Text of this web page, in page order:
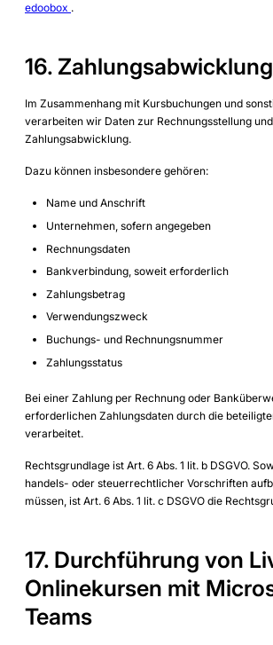
edoobox .
16. Zahlungsabwicklung
Im Zusammenhang mit Kursbuchungen und
verarbeiten wir Daten zur Rechnungsstellung und
Zahlungsabwicklung.
Dazu können insbesondere gehören:
Name und Anschrift
Unternehmen, sofern angegeben
Rechnungsdaten
Bankverbindung, soweit erforderlich
Zahlungsbetrag
Verwendungszweck
Buchungs- und Rechnungsnummer
Zahlungsstatus
Bei einer Zahlung per Rechnung oder
erforderlichen Zahlungsdaten durch die
verarbeitet.
Rechtsgrundlage ist Art. 6 Abs. 1 lit. b DSGVO.
handels- oder steuerrechtlicher Vorschriften
müssen, ist Art. 6 Abs. 1 lit. c DSGVO die
17. Durchführung von
Onlinekursen mit
Teams